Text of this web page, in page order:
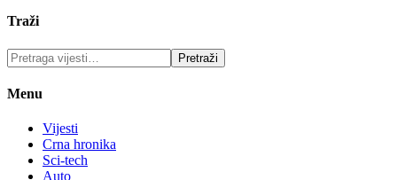
Traži
Menu
Vijesti
Crna hronika
Sci-tech
Auto